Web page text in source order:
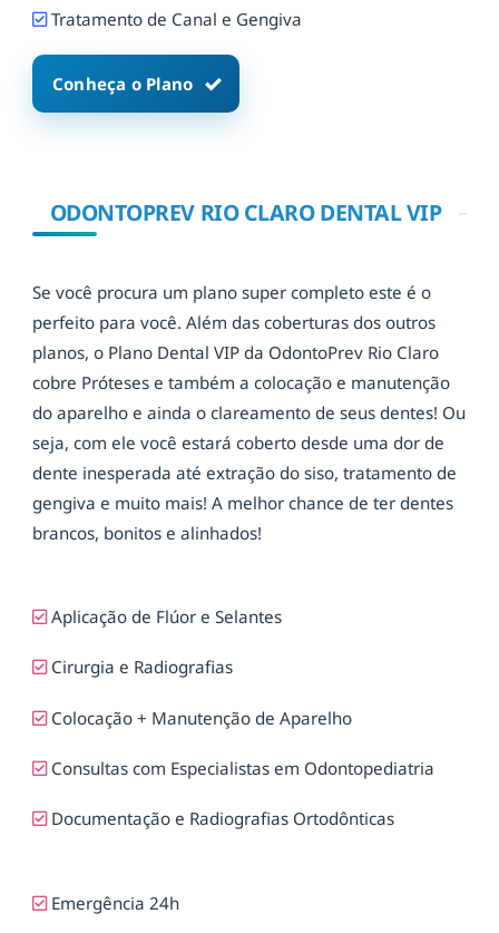
Tratamento de Canal e Gengiva
Conheça o Plano
ODONTOPREV RIO CLARO DENTAL VIP
Se você procura um plano super completo este é o
perfeito para você. Além das coberturas dos outros
planos, o Plano Dental VIP da OdontoPrev Rio Claro
cobre Próteses e também a colocação e manutenção
do aparelho e ainda o clareamento de seus dentes! Ou
seja, com ele você estará coberto desde uma dor de
dente inesperada até extração do siso, tratamento de
gengiva e muito mais! A melhor chance de ter dentes
brancos, bonitos e alinhados!
Aplicação de Flúor e Selantes
Cirurgia e Radiografias
Colocação + Manutenção de Aparelho
Consultas com Especialistas em Odontopediatria
Documentação e Radiografias Ortodônticas
Emergência 24h